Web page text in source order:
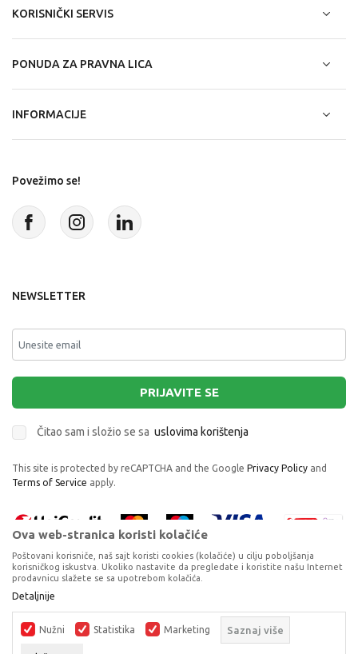
DUK30597 UKRASNA KESA VELIKA GIRLS CAKE
ASST
UKRASNE KESE
KORISNIČKI SERVIS
PONUDA ZA PRAVNA LICA
INFORMACIJE
Povežimo se!
NEWSLETTER
PRIJAVITE SE
Čitao sam i složio se sa uslovima korištenja
This site is protected by reCAPTCHA and the Google Privacy Policy and
Terms of Service apply.
Proizvode na sajtu nastojimo da opišemo što je preciznije moguće, ali ne
možemo garantovati da su svi podaci i fotografije, navedeni u okrviru
proizvoda, u potpunosti kompletni i bez grešaka. Svi artikli prikazani na
sajtu su dio naše ponude, ali ne podrazumijeva da su dostupni u svakom
Ova web-stranica koristi kolačiće
Poštovani korisniče, naš sajt koristi cookies (kolačiće) u cilju poboljšanja
korisničkog iskustva. Ukoliko nastavite da pregledate i koristite našu Internet
prodavnicu slažete se sa upotrebom kolačića.
Detaljnije
Nužni Statistika Marketing Saznaj više